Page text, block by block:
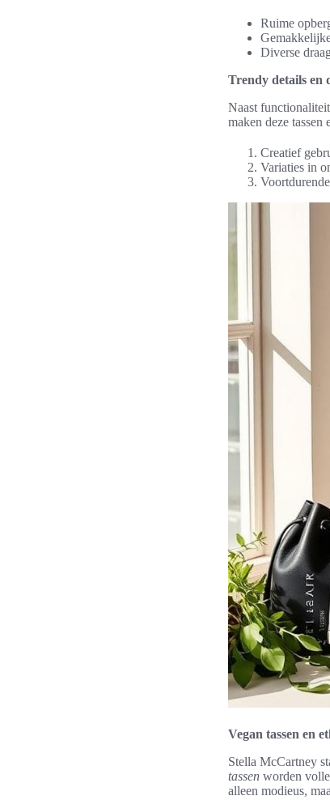
Ruime
Diverse
Trendy details en
Naast
maken deze tassen
Creatief
Variaties in
Vegan tassen en
Stella McCartney
tassen worden
alleen modieus,